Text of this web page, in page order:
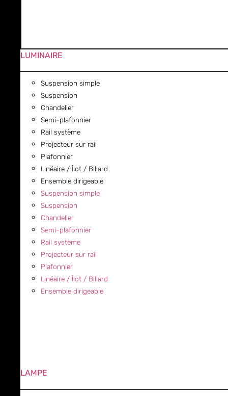
LUMINAIRE
Suspension simple
Suspension
Chandelier
Semi-plafonnier
Rail système
Projecteur sur rail
Plafonnier
Linéaire / Îlot / Billard
Ensemble dirigeable
Suspension simple
Suspension
Chandelier
Semi-plafonnier
Rail système
Projecteur sur rail
Plafonnier
Linéaire / Îlot / Billard
Ensemble dirigeable
LAMPE